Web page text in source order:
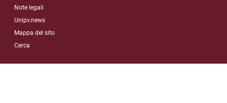
Note legali
Unipv.news
Mappa del sito
Cerca